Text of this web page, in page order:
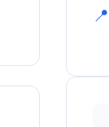
📍